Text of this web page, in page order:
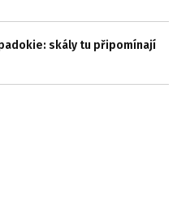
skály tu připomínají